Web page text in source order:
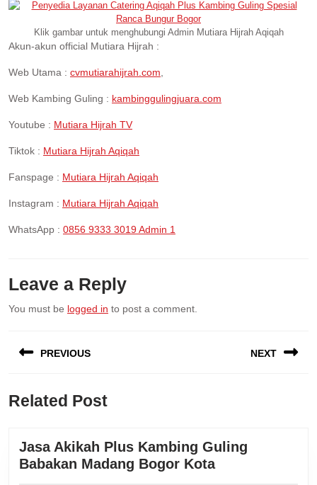
Klik gambar untuk menghubungi Admin Mutiara Hijrah Aqiqah
Akun-akun official Mutiara Hijrah :
Web Utama : cvmutiarahijrah.com,
Web Kambing Guling : kambinggulingjuara.com
Youtube : Mutiara Hijrah TV
Tiktok : Mutiara Hijrah Aqiqah
Fanspage : Mutiara Hijrah Aqiqah
Instagram : Mutiara Hijrah Aqiqah
WhatsApp : 0856 9333 3019 Admin 1
Leave a Reply
You must be logged in to post a comment.
navigation
PREVIOUS
post:
NEXT
Related Post
Jasa Akikah Plus Kambing Guling
Babakan Madang Bogor Kota